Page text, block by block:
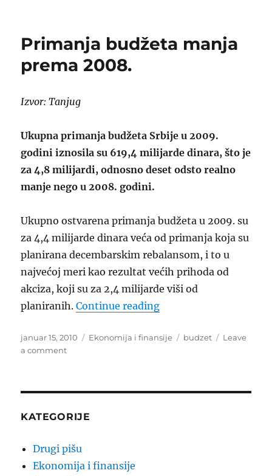
Primanja budžeta manja
prema 2008.
Izvor: Tanjug
Ukupna primanja budžeta Srbije u 2009.
godini iznosila su 619,4 milijarde dinara, što je
za 4,8 milijardi, odnosno deset odsto realno
manje nego u 2008. godini.
Ukupno ostvarena primanja budžeta u 2009. su
za 4,4 milijarde dinara veća od primanja koja su
planirana decembarskim rebalansom, i to u
najvećoj meri kao rezultat većih prihoda od
akciza, koji su za 2,4 milijarde viši od
planiranih.Continue reading“Primanja budžeta
Posted
on
januar 15, 2010 Categories
Ekonomija i finansije Tags
budzet
Leave
a commenton
2008.
KATEGORIJE
Drugi pišu
Ekonomija i finansije